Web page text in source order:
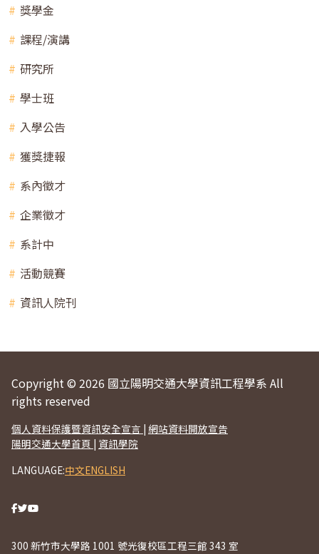
獎學金
課程/演講
研究所
學士班
入學公告
獲獎捷報
系內徵才
企業徵才
系計中
活動競賽
資訊人院刊
Copyright © 2026 國立陽明交通大學資訊工程學系 All
rights reserved
個人資料保護暨資訊安全宣言 | 網站資料開放宣告
陽明交通大學首頁 | 資訊學院
LANGUAGE:中文ENGLISH
300 新竹市大學路 1001 號光復校區工程三館 343 室